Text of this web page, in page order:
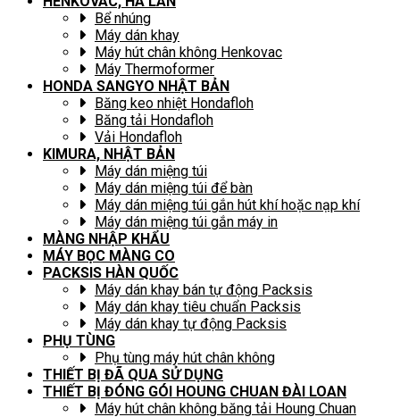
Bể nhúng
Máy dán khay
Máy hút chân không Henkovac
Máy Thermoformer
HONDA SANGYO NHẬT BẢN
Băng keo nhiệt Hondafloh
Băng tải Hondafloh
Vải Hondafloh
KIMURA, NHẬT BẢN
Máy dán miệng túi
Máy dán miệng túi để bàn
Máy dán miệng túi gắn hút khí hoặc nạp khí
Máy dán miệng túi gắn máy in
MÀNG NHẬP KHẨU
MÁY BỌC MÀNG CO
PACKSIS HÀN QUỐC
Máy dán khay bán tự động Packsis
Máy dán khay tiêu chuẩn Packsis
Máy dán khay tự động Packsis
PHỤ TÙNG
Phụ tùng máy hút chân không
THIẾT BỊ ĐÃ QUA SỬ DỤNG
THIẾT BỊ ĐÓNG GÓI HOUNG CHUAN ĐÀI LOAN
Máy hút chân không băng tải Houng Chuan